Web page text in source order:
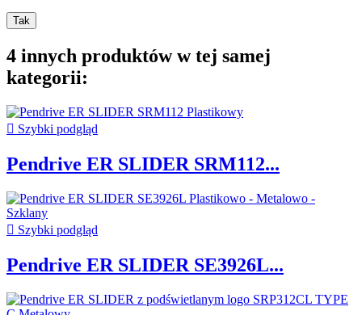
Tak
4 innych produktów w tej samej
kategorii:
 Szybki podgląd
Pendrive ER SLIDER SRM112...
 Szybki podgląd
Pendrive ER SLIDER SE3926L...